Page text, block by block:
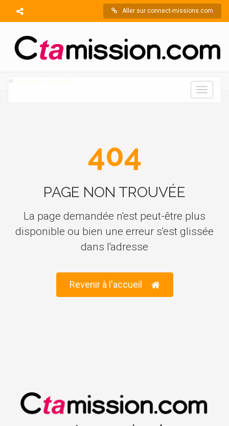
Aller sur connect-missions.com
Toggle
Accueil Erreur 404
404
PAGE NON TROUVÉE
La page demandée n'est peut-être plus
disponible ou bien une erreur s'est glissée
dans l'adresse
Revenir à l'accueil